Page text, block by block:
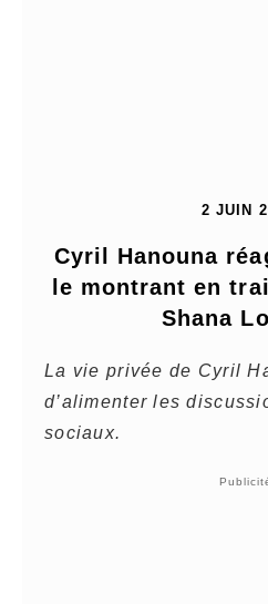
2 JUIN
Cyril Hanouna
le montrant en
Shana
La vie privée de Cyril
d’alimenter les
sociaux.